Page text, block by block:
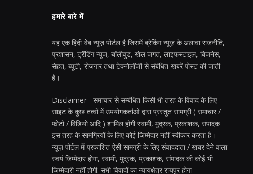
हमारे बारे में
यह एक हिंदी वेब न्यूज़ पोर्टल है जिसमें ब्रेकिंग न्यूज़ के अलावा राजनीति,
प्रशासन, ट्रेंडिंग न्यूज, बॉलीवुड, खेल जगत, लाइफस्टाइल, बिजनेस,
सेहत, ब्यूटी, रोजगार तथा टेक्नोलॉजी से संबंधित खबरें पोस्ट की जाती
है।
Disclaimer - समाचार से सम्बंधित किसी भी तरह के विवाद के लिए
साइट के कुछ तत्वों में उपयोगकर्ताओं द्वारा प्रस्तुत सामग्री ( समाचार /
फोटो / विडियो आदि ) शामिल होगी स्वामी, मुद्रक, प्रकाशक, संपादक
इस तरह के सामग्रियों के लिए कोई ज़िम्मेदार नहीं स्वीकार करता है।
न्यूज़ पोर्टल में प्रकाशित ऐसी सामग्री के लिए संवाददाता / खबर देने वाला
स्वयं जिम्मेदार होगा, स्वामी, मुद्रक, प्रकाशक, संपादक की कोई भी
जिम्मेदारी नहीं होगी. सभी विवादों का न्यायक्षेत्र रायपुर होगा